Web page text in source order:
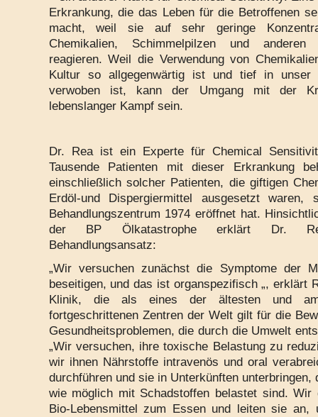
Erkrankung, die das Leben für die Betroffenen
macht, weil sie auf sehr geringe
Chemikalien, Schimmelpilzen und anderen
reagieren. Weil die Verwendung von
Kultur so allgegenwärtig ist und tief in unser
verwoben ist, kann der Umgang mit der
lebenslanger Kampf sein.
Dr. Rea ist ein Experte für Chemical
Tausende Patienten mit dieser Erkrankung
einschließlich solcher Patienten, die giftigen
Erdöl-und Dispergiermittel ausgesetzt
Behandlungszentrum 1974 eröffnet hat.
der BP Ölkatastrophe erklärt Dr.
Behandlungsansatz:
„Wir versuchen zunächst die Symptome der
beseitigen, und das ist organspezifisch „, erklärt
Klinik, die als eines der ältesten und
fortgeschrittenen Zentren der Welt gilt für die
Gesundheitsproblemen, die durch die Umwelt
„Wir versuchen, ihre toxische Belastung zu
wir ihnen Nährstoffe intravenös und oral
durchführen und sie in Unterkünften unterbringen,
wie möglich mit Schadstoffen belastet sind. Wir
Bio-Lebensmittel zum Essen und leiten sie an,